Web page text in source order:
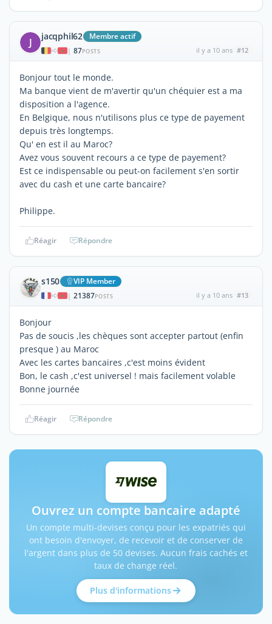
J jacqphil62 Membre actif
| 87POSTS il y a 10 ans #12
Bonjour tout le monde.
Ma banque vient de m'avertir qu'un chéquier est a ma
disposition a l'agence.
En Belgique, nous n'utilisons plus ce type de payement
depuis très longtemps.
Qu' en est il au Maroc?
Avez vous souvent recours a ce type de payement?
Est ce indispensable ou peut-on facilement s'en sortir
avec du cash et une carte bancaire?
Philippe.
Réagir Répondre
s150 VIP Member
| 21387POSTS il y a 10 ans #13
Bonjour
Pas de soucis ,les chèques sont accepter partout (enfin
presque ) au Maroc
Avec les cartes bancaires ,c'est moins évident
Bon, le cash ,c'est universel ! mais facilement volable
Bonne journée
Réagir Répondre
Ouvrez un compte bancaire adapté
Un compte multi-devises conçu pour les expatriés qui
ont besoin d'envoyer, de recevoir et de conserver de
l'argent dans plus de 50 devises. Aucun frais cachés et
taux de change réel.
Plus d'informations